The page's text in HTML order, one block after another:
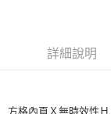
詳細說明
方格內頁Ｘ無時效性